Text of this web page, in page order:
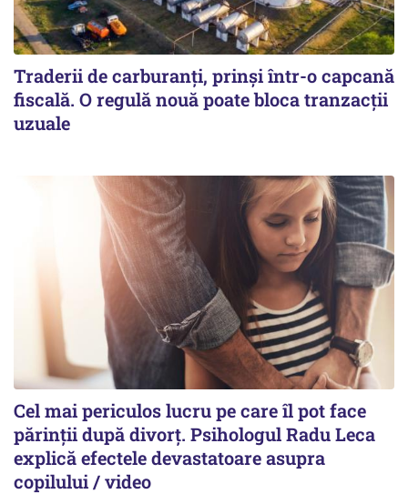
Traderii de carburanți, prinși într-o capcană
fiscală. O regulă nouă poate bloca tranzacții
uzuale
Cel mai periculos lucru pe care îl pot face
părinții după divorț. Psihologul Radu Leca
explică efectele devastatoare asupra
copilului / video